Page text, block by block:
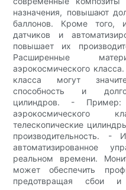
назначения, повышают
баллонов. Кроме того,
датчиков и
повышает их
Расширенные
аэрокосмического
класса могут
способность и
цилиндров. - Пример:
аэрокосмического
телескопические
производительность. -
автоматизированное
реальном времени.
может обеспечить
предотвращая сбои и